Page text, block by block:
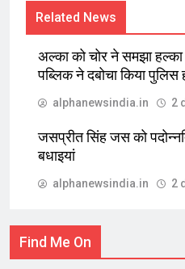
Related News
अल्का को चोर ने समझा
पब्लिक ने दबोचा किया पुलिस
alphanewsindia.in 2
जसप्रीत सिंह जस को
बधाइयां
alphanewsindia.in 2
Find Me On